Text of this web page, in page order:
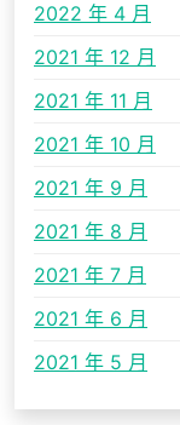
2022 年 4 月
2021 年 12 月
2021 年 11 月
2021 年 10 月
2021 年 9 月
2021 年 8 月
2021 年 7 月
2021 年 6 月
2021 年 5 月